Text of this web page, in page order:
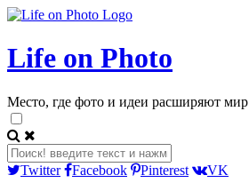
Life on Photo
Место, где фото и идеи расширяют мир
Twitter Facebook Pinterest
VK